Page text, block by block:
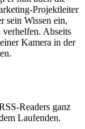
Projektleiter
sein Wissen ein,
Abseits
Kamera in der
Readers ganz
Laufenden.